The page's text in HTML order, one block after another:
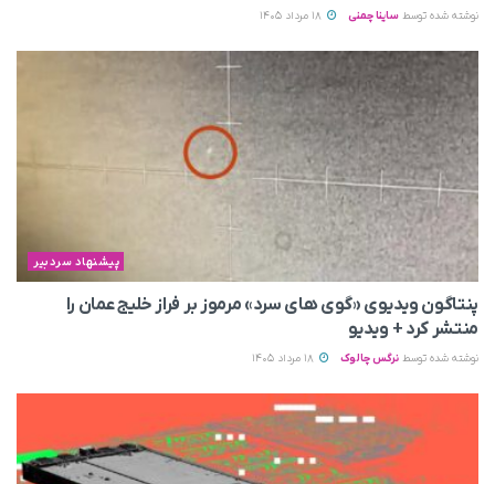
نوشته شده توسط ساینا چمنی
پیشنهاد سردبیر
پنتاگون ویدیوی «گوی های سرد» مرموز بر فراز خلیج عمان را
منتشر کرد + ویدیو
نوشته شده توسط نرگس چالوک